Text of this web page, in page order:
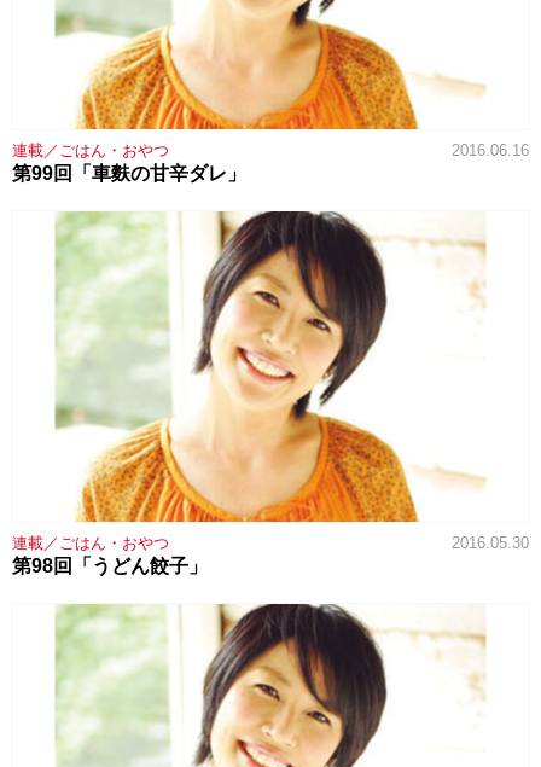
連載／ごはん・おやつ 2016.06.16
第99回「車麩の甘辛ダレ」
連載／ごはん・おやつ 2016.05.30
第98回「うどん餃子」